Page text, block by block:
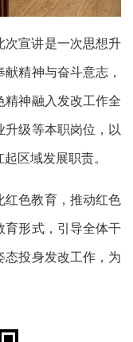
次宣讲是一次思想升
精神与奋斗意志，
精神融入发改工作全
升级等本职岗位，以
区域发展职责。
红色教育，推动红色
育形式，引导全体干
态投身发改工作，为